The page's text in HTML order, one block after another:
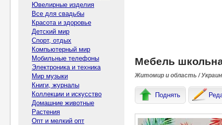
Ювелирные изделия
Все для свадьбы
Красота и здоровье
Детский мир
Спорт, отдых
Компьютерный мир
Мобильные телефоны
Электроника и техника
Мир музыки
Книги, журналы
Коллекции и искусство
Домашние животные
Растения
Опт и мелкий опт
Мебель
Житомир и область /
Поднять